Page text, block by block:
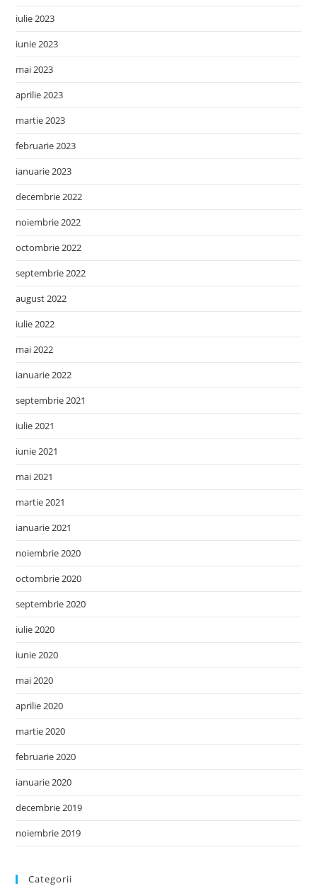
iulie 2023
iunie 2023
mai 2023
aprilie 2023
martie 2023
februarie 2023
ianuarie 2023
decembrie 2022
noiembrie 2022
octombrie 2022
septembrie 2022
august 2022
iulie 2022
mai 2022
ianuarie 2022
septembrie 2021
iulie 2021
iunie 2021
mai 2021
martie 2021
ianuarie 2021
noiembrie 2020
octombrie 2020
septembrie 2020
iulie 2020
iunie 2020
mai 2020
aprilie 2020
martie 2020
februarie 2020
ianuarie 2020
decembrie 2019
noiembrie 2019
Categorii